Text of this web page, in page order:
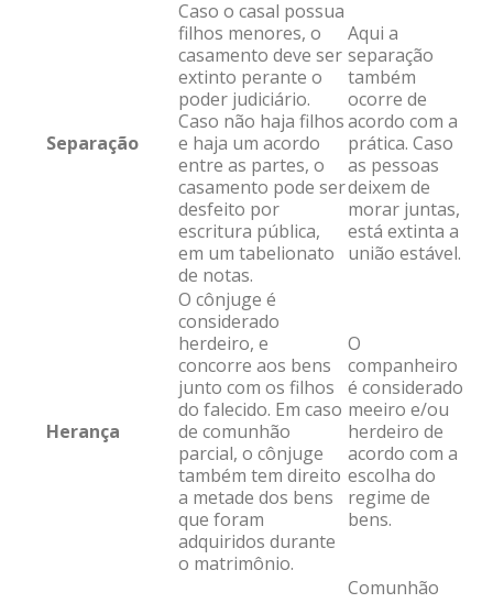
Separação
Caso o casal possua
filhos menores, o
casamento deve ser
extinto perante o
poder judiciário.
Caso não haja filhos
e haja um acordo
entre as partes, o
casamento pode ser
desfeito por
escritura pública,
em um tabelionato
de notas.
Aqui a
separação
também
ocorre de
acordo com a
prática. Caso
as pessoas
deixem de
morar juntas,
está extinta a
união estável.
Herança
O cônjuge é
considerado
herdeiro, e
concorre aos bens
junto com os filhos
do falecido. Em caso
de comunhão
parcial, o cônjuge
também tem direito
a metade dos bens
que foram
adquiridos durante
o matrimônio.
O
companheiro
é considerado
meeiro e/ou
herdeiro de
acordo com a
escolha do
regime de
bens.
Comunhão